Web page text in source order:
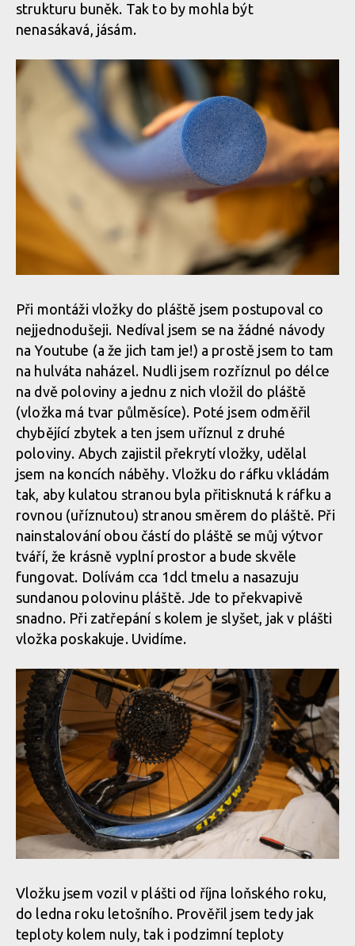
strukturu buněk. Tak to by mohla být
nenasákavá, jásám.
Při montáži vložky do pláště jsem postupoval co
nejjednodušeji. Nedíval jsem se na žádné návody
na Youtube (a že jich tam je!) a prostě jsem to tam
na hulváta naházel. Nudli jsem rozříznul po délce
na dvě poloviny a jednu z nich vložil do pláště
(vložka má tvar půlměsíce). Poté jsem odměřil
chybějící zbytek a ten jsem uříznul z druhé
poloviny. Abych zajistil překrytí vložky, udělal
jsem na koncích náběhy. Vložku do ráfku vkládám
tak, aby kulatou stranou byla přitisknutá k ráfku a
rovnou (uříznutou) stranou směrem do pláště. Při
nainstalování obou částí do pláště se můj výtvor
tváří, že krásně vyplní prostor a bude skvěle
fungovat. Dolívám cca 1dcl tmelu a nasazuju
sundanou polovinu pláště. Jde to překvapivě
snadno. Při zatřepání s kolem je slyšet, jak v plášti
vložka poskakuje. Uvidíme.
Vložku jsem vozil v plášti od října loňského roku,
do ledna roku letošního. Prověřil jsem tedy jak
teploty kolem nuly, tak i podzimní teploty